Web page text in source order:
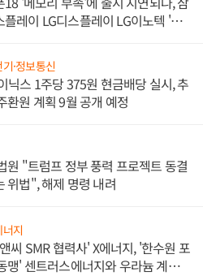
플레이 LG디스플레이 LG이노텍 '탈
기·정보통신
닉스 1주당 375원 현금배당 실시, 추
환원 계획 9월 공개 예정
원 "트럼프 정부 풍력 프로젝트 동결
위법", 해제 명령 내려
너지
씨 SMR 협력사' X에너지, '한수원 포
맹' 센트러스에너지와 우라늄 계약